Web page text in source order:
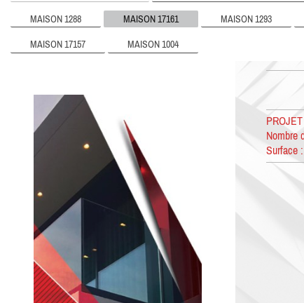
MAISON 1288 MAISON 17161 MAISON 1293
MAISON 17157 MAISON 1004
Nombre
Surface :